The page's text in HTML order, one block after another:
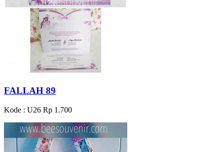
FALLAH 89
Kode : U26 Rp 1.700